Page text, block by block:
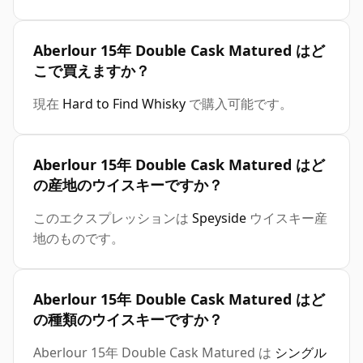
Aberlour 15年 Double Cask Matured はど
こで買えますか？
現在 Hard to Find Whisky で購入可能です。
Aberlour 15年 Double Cask Matured はど
の産地のウイスキーですか？
このエクスプレッションは Speyside ウイスキー産
地のものです。
Aberlour 15年 Double Cask Matured はど
の種類のウイスキーですか？
Aberlour 15年 Double Cask Matured は シングル